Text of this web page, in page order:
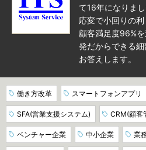
て16年になりま
応変で小回りの利
顧客満足度96%
発だからできる
お答えします。
働き方改革 スマートフォンアプリ
SFA(営業支援システム) CRM(顧客
ベンチャー企業 中小企業 業